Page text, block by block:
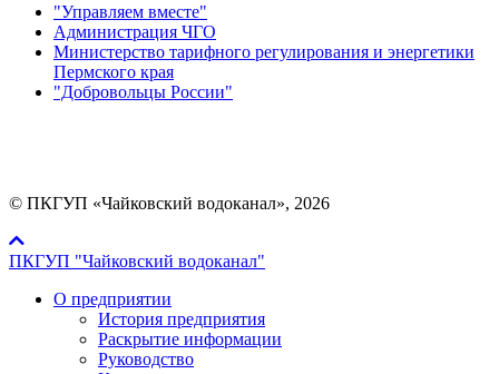
"Управляем вместе"
Администрация ЧГО
Министерство тарифного регулирования и энергетики
Пермского края
"Добровольцы России"
© ПКГУП «Чайковский водоканал», 2026
ПКГУП "Чайковский водоканал"
О предприятии
История предприятия
Раскрытие информации
Руководство